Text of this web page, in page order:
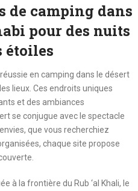
de camping dans
pour des nuits
étoiles
en camping dans le désert
lieux. Ces endroits uniques
et des ambiances
se conjugue avec le spectacle
que vous recherchiez
chaque site propose
à la frontière du Rub ‘al Khali, le